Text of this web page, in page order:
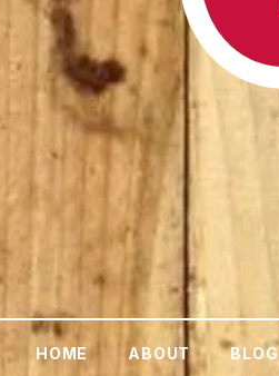
HOME ABOUT BLOG